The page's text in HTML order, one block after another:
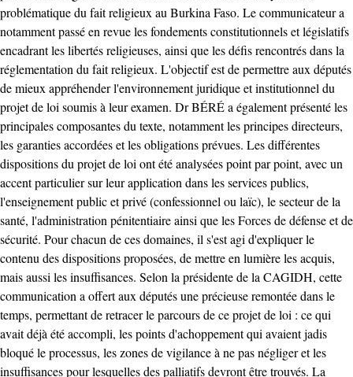
problématique du fait religieux au Burkina Faso. Le communicateur a
notamment passé en revue les fondements constitutionnels et législatifs
encadrant les libertés religieuses, ainsi que les défis rencontrés dans la
réglementation du fait religieux. L'objectif est de permettre aux députés
de mieux appréhender l'environnement juridique et institutionnel du
projet de loi soumis à leur examen. Dr BÉRÉ a également présenté les
principales composantes du texte, notamment les principes directeurs,
les garanties accordées et les obligations prévues. Les différentes
dispositions du projet de loi ont été analysées point par point, avec un
accent particulier sur leur application dans les services publics,
l'enseignement public et privé (confessionnel ou laïc), le secteur de la
santé, l'administration pénitentiaire ainsi que les Forces de défense et de
sécurité. Pour chacun de ces domaines, il s'est agi d'expliquer le
contenu des dispositions proposées, de mettre en lumière les acquis,
mais aussi les insuffisances. Selon la présidente de la CAGIDH, cette
communication a offert aux députés une précieuse remontée dans le
temps, permettant de retracer le parcours de ce projet de loi : ce qui
avait déjà été accompli, les points d'achoppement qui avaient jadis
bloqué le processus, les zones de vigilance à ne pas négliger et les
insuffisances pour lesquelles des palliatifs devront être trouvés. La